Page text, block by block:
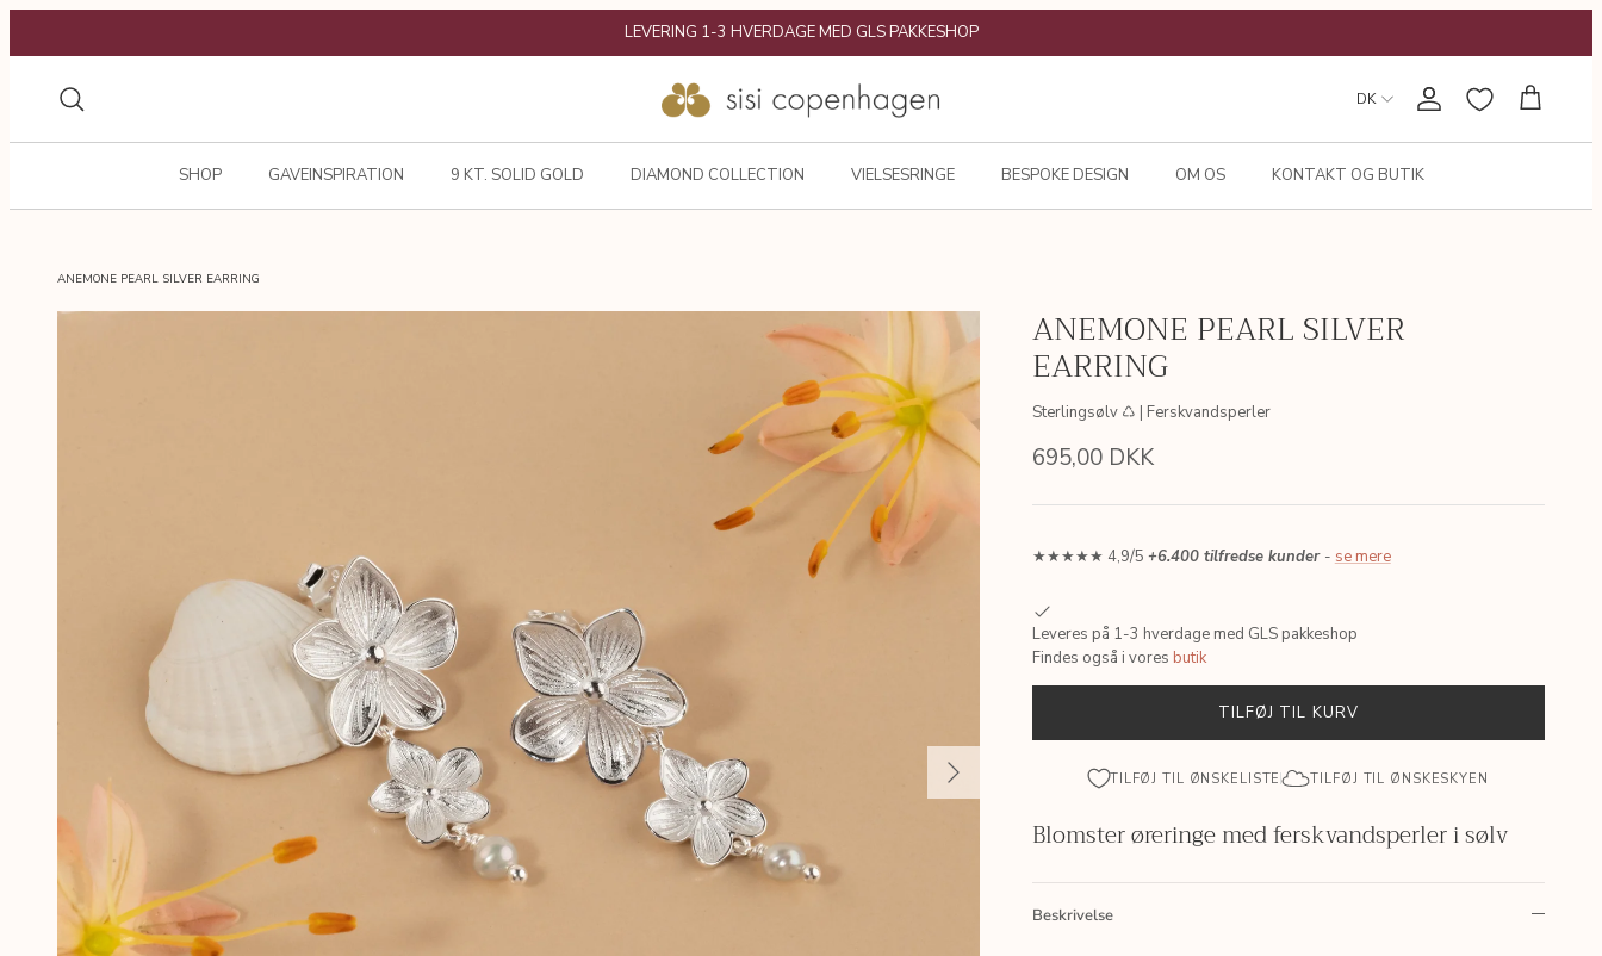
30 DAGES RETURRET & GRATIS OMBYTNING
DK Konto Kurv
SHOP GAVEINSPIRATION 9 KT. SOLID GOLD DIAMOND COLLECTION VIELSESRINGE BESPOKE DESIGN OM OS KONTAKT OG BUTIK
ANEMONE PEARL SILVER EARRING
ANEMONE PEARL SILVER
EARRING
Sterlingsølv ♺ | Ferskvandsperler
695,00 DKK
★★★★★ 4,9/5 +6.400 tilfredse kunder - se mere
Leveres på 1-3 hverdage med GLS pakkeshop
Findes også i vores butik
TILFØJ TIL KURV
TILFØJ TIL ØNSKELISTE TILFØJ TIL ØNSKESKYEN
Blomster øreringe med ferskvandsperler i sølv
Beskrivelse